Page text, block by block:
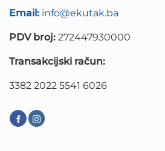
Email: info@ekutak.ba
PDV broj: 272447930000
Transakcijski račun:
3382 2022 5541 6026